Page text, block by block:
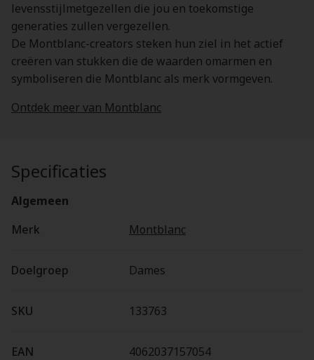
levensstijlmetgezellen die jou en toekomstige
generaties zullen vergezellen.
De Montblanc-creators steken hun ziel in het actief
creëren van stukken die de waarden omarmen en
symboliseren die Montblanc als merk vormgeven.
Ontdek meer van Montblanc
Specificaties
Algemeen
Merk
Montblanc
Doelgroep Dames
SKU 133763
EAN 4062037157054